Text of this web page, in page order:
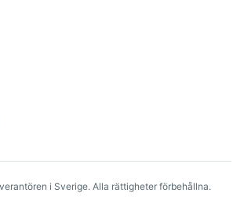
i Sverige. Alla rättigheter förbehållna.